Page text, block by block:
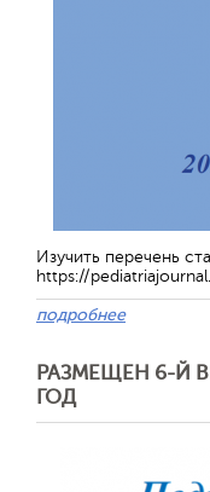
Изучить перечень
https://
подробнее
РАЗМЕЩЕН 6-Й
ГОД